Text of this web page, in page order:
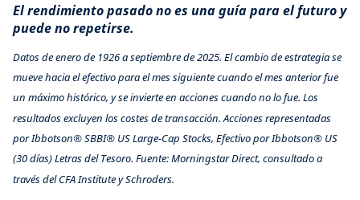
El rendimiento pasado no es una guía para el futuro y
puede no repetirse.
Datos de enero de 1926 a septiembre de 2025. El cambio de estrategia se
mueve hacia el efectivo para el mes siguiente cuando el mes anterior fue
un máximo histórico, y se invierte en acciones cuando no lo fue. Los
resultados excluyen los costes de transacción. Acciones representadas
por Ibbotson® SBBI® US Large-Cap Stocks, Efectivo por Ibbotson® US
(30 días) Letras del Tesoro. Fuente: Morningstar Direct, consultado a
través del CFA Institute y Schroders.